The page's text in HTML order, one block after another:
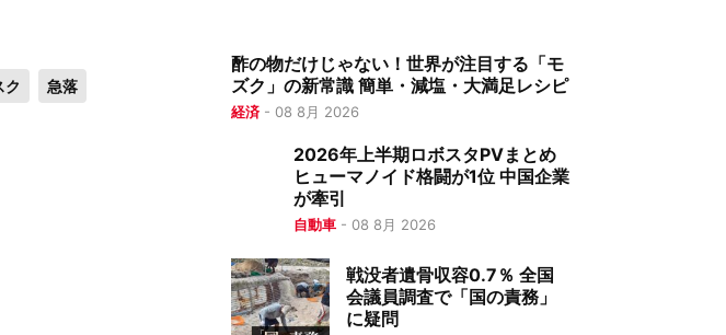
ク 急落
酢の物だけじゃない！世界が注目する「モ
ズク」の新常識 簡単・減塩・大満足レシピ
経済 - 08 8月 2026
2026年上半期ロボスタPVまとめ
ヒューマノイド格闘が1位 中国企業
が牽引
自動車- 08 8月 2026
戦没者遺骨収容0.7％ 全国
会議員調査で「国の責務」
に疑問